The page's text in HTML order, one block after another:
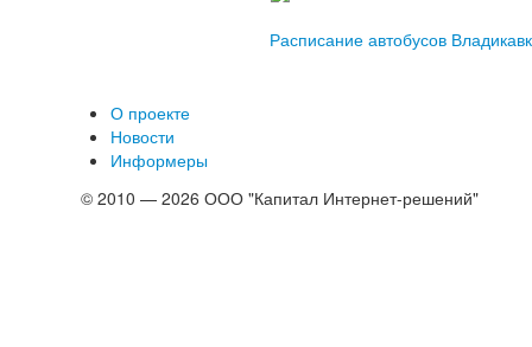
Расписание автобусов
О проекте
Новости
Информеры
© 2010 — 2026 ООО "Капитал Интернет-решений"